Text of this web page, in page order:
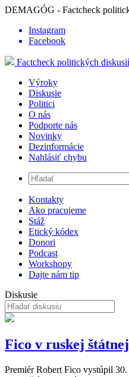
DEMAGÓG - Factcheck
Instagram
Facebook
Factcheck politických diskusií
Výroky
Diskusie
Politici
O nás
Podporte nás
Novinky
Dezinformácie
Nahlásiť chybu
Kontakty
Ako pracujeme
Stáž
Etický kódex
Donori
Podcast
Workshopy
Dajte nám tip
Diskusie
Fico v ruskej
Premiér Robert Fico vystúpil